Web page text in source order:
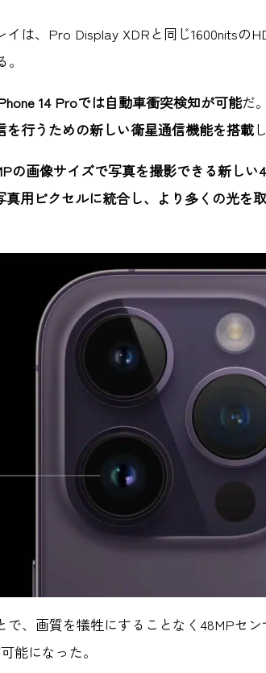
は、Pro Display XDRと同じ1600nitsの
14 Proでは自動車衝突検知が可能だ
を行うための新しい衛星通信機能を搭載
の画像サイズで写真を撮影できる新しい
真用ピクセルに統合し、より多くの光を
、画質を犠牲にすることなく48MPセ
能になった。